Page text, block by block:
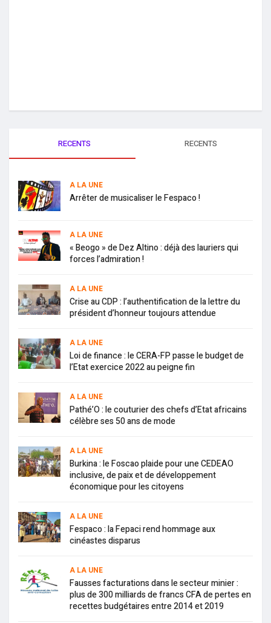
RECENTS RECENTS
A LA UNE
Arrêter de musicaliser le Fespaco !
A LA UNE
« Beogo » de Dez Altino : déjà des lauriers qui
forces l’admiration !
A LA UNE
Crise au CDP : l’authentification de la lettre du
président d’honneur toujours attendue
A LA UNE
Loi de finance : le CERA-FP passe le budget de
l’Etat exercice 2022 au peigne fin
A LA UNE
Pathé’O : le couturier des chefs d’Etat africains
célèbre ses 50 ans de mode
A LA UNE
Burkina : le Foscao plaide pour une CEDEAO
inclusive, de paix et de développement
économique pour les citoyens
A LA UNE
Fespaco : la Fepaci rend hommage aux
cinéastes disparus
A LA UNE
Fausses facturations dans le secteur minier :
plus de 300 milliards de francs CFA de pertes en
recettes budgétaires entre 2014 et 2019